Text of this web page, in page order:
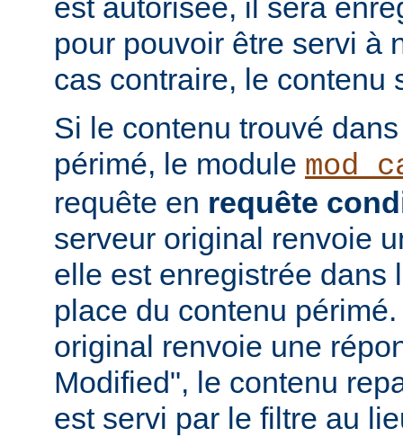
est autorisée, il sera
pour pouvoir être servi à
cas contraire, le contenu
Si le contenu trouvé
périmé, le module
requête en requête
serveur original renvoie
elle est enregistrée dans
place du contenu
original renvoie une
Modified", le contenu
est servi par le filtre au